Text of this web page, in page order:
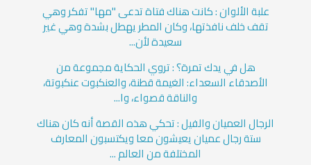
علبة الألوان : كانت هناك فتاة تدعى "مها" تفكر وهي
تقف خلف نافذتها، وكان المطر يهطل بشدة وهي غير
سعيدة لأن...
هل في يدك تمرة؟ : تروي الحكاية مجموعة من
الأصدقاء السعداء: الغيمة قطنة، والعنكبوت عنكبوتة،
والناقة قصواء، وا...
الرجال العميان والفيل : تحكي هذه القصة أنه كان هناك
ستة رجال عميان يعيشون معا ويكتسبون المعارف
المختلفة من العالم ...